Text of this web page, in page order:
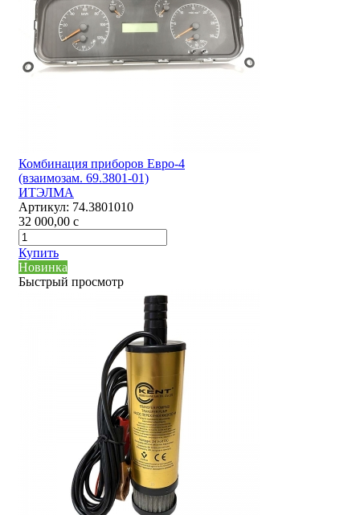
Комбинация приборов Евро-4
(взаимозам. 69.3801-01)
ИТЭЛМА
Артикул: 74.3801010
32 000,00 c
Купить
Новинка
Быстрый просмотр